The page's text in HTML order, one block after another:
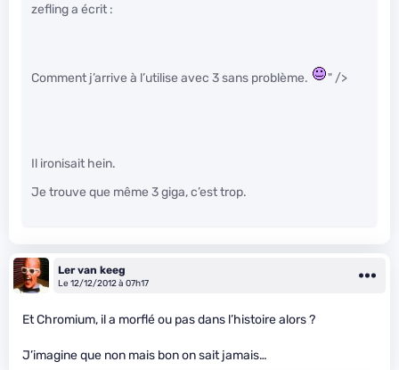
zefling a écrit :
Comment j’arrive à l’utilise avec 3 sans problème. " />
Il ironisait hein.
Je trouve que même 3 giga, c’est trop.
Ler van keeg
Le 12/12/2012 à 07h17
Et Chromium, il a morflé ou pas dans l’histoire alors ?
J’imagine que non mais bon on sait jamais…